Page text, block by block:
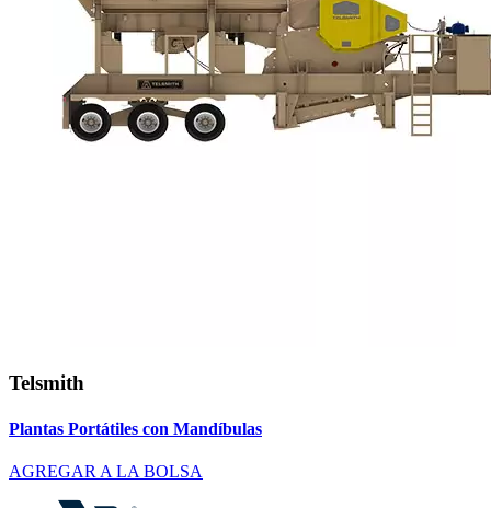
Telsmith
Plantas Portátiles con Mandíbulas
AGREGAR A LA BOLSA